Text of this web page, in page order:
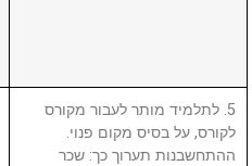
5. לתלמיד מותר לעבור מקורס
לקורס, על בסיס מקום פנוי.
ההתחשבנות תערוך כך: שכר